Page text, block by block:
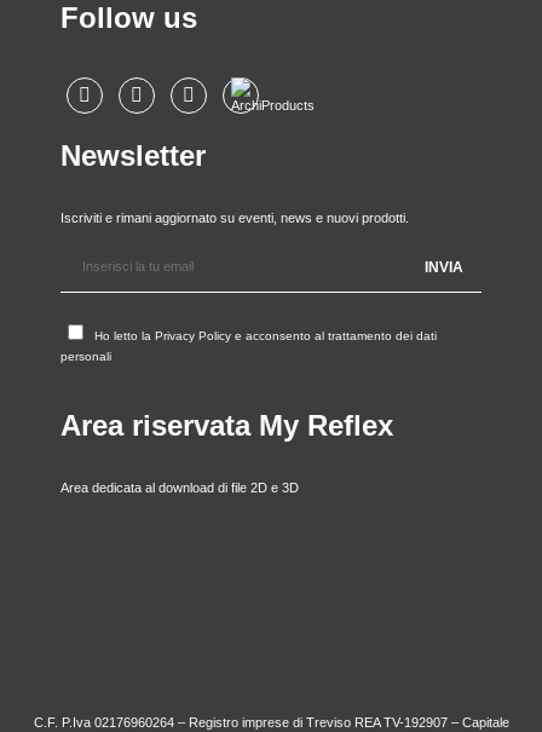
Follow us
Newsletter
Iscriviti e rimani aggiornato su eventi, news e nuovi prodotti.
Ho letto la Privacy Policy e acconsento al trattamento dei dati
personali
Area riservata My Reflex
Area dedicata al download di file 2D e 3D
C.F. P.Iva 02176960264 – Registro imprese di Treviso REA TV-192907 – Capitale